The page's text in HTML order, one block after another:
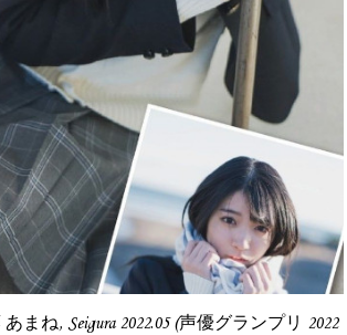
あまね, Seigura 2022.05 (声優グランプリ 2022